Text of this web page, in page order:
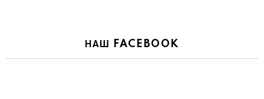
НАШ FACEBOOK